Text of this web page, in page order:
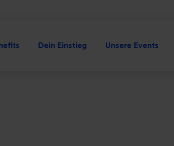
Dein Einstieg Unsere Events